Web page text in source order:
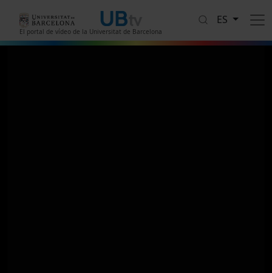
El portal de vídeo de la Universitat de Barcelona
ES